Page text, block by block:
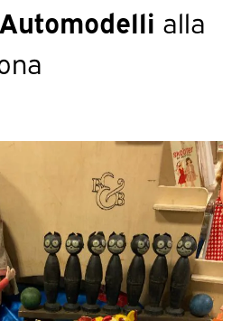
alla